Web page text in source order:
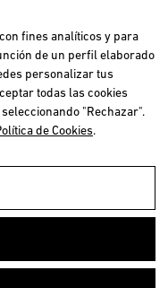
realizar el análisis de la
poder ofrecer un mejor
fines analíticos y para
de un perfil elaborado
personalizar tus
todas las cookies
"Rechazar".
de Cookies.